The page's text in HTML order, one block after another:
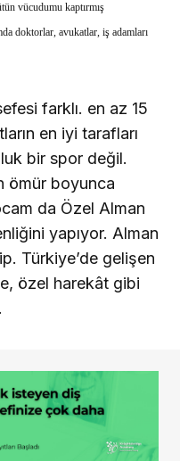
vücudumu kaptırmış
doktorlar, avukatlar, iş adamları
farklı. en az 15
en iyi tarafları
bir spor değil.
ömür boyunca
da Özel Alman
yapıyor. Alman
Türkiye’de gelişen
özel harekât gibi